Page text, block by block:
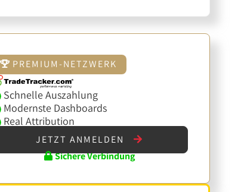
PREMIUM-NETZWERK
Schnelle Auszahlung
Modernste Dashboards
Real Attribution
JETZT ANMELDEN
Sichere Verbindung